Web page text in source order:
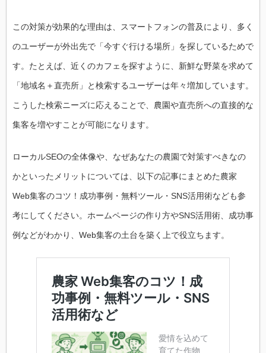
この対策が効果的な理由は、スマートフォンの普及により、多く
のユーザーが外出先で「今すぐ行ける場所」を探しているためで
す。たとえば、近くのカフェを探すように、新鮮な野菜を求めて
「地域名＋直売所」と検索するユーザーは年々増加しています。
こうした検索ニーズに応えることで、農園や直売所への直接的な
集客を増やすことが可能になります。
ローカルSEOの全体像や、なぜあなたの農園で対策すべきなの
かといったメリットについては、以下の記事にまとめた農家
Web集客のコツ！成功事例・無料ツール・SNS活用術なども参
考にしてください。ホームページの作り方やSNS活用術、成功事
例などがわかり、Web集客の土台を築く上で役立ちます。